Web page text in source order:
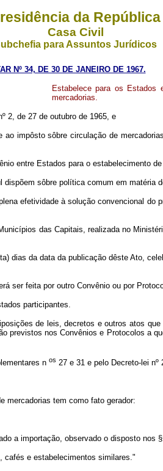
da República
Casa Civil
para Assuntos Jurídicos
Nº 34, DE 30 DE JANEIRO DE 1967.
Estabelece para os
mercadorias.
2, de 27 de outubro de 1965, e
impôsto sôbre circulação de
entre Estados para o estabelecimento
dispõem sôbre política comum em matéria
efetividade à solução convencional
das Capitais, realizada no
dias da data da publicação dêste Ato,
ser feita por outro Convênio ou por
participantes.
de leis, decretos e outros atos
nos Convênios e Protocolos a
n os 27 e 31 e pelo Decreto-lei
mercadorias tem como fato gerador:
a importação, observado o disposto nos
cafés e estabelecimentos similares."